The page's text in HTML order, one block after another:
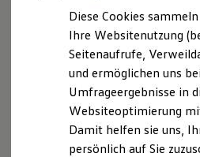
Behörden
Direktkunden
Sonderfahrzeuge
Anpfiff zum Gewinn
Elektromobilität
Elektroautos
ID. Tutorials
Elektrofahrzeugkonzepte
ID. EVERY1
Reichweite
Der neue ID. Polo
Ab 24.995,00 € inkl. MwSt.
Diese Cookies
Ihre Websitenutzung
Seitenaufrufe,
und ermöglichen uns
Umfrageergebnisse in
Websiteoptimierung
Damit helfen sie uns,
persönlich auf Sie